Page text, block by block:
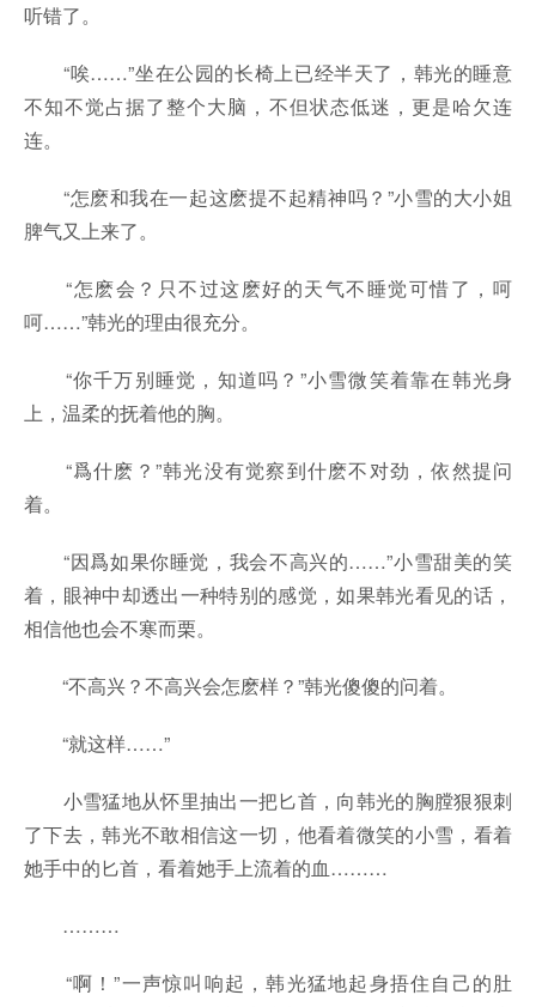
听错了。
“唉……”坐在公园的长椅上已经半天了，韩光的睡意
不知不觉占据了整个大脑，不但状态低迷，更是哈欠连
连。
“怎麽和我在一起这麽提不起精神吗？”小雪的大小姐
脾气又上来了。
“怎麽会？只不过这麽好的天气不睡觉可惜了，呵
呵……”韩光的理由很充分。
“你千万别睡觉，知道吗？”小雪微笑着靠在韩光身
上，温柔的抚着他的胸。
“爲什麽？”韩光没有觉察到什麽不对劲，依然提问
着。
“因爲如果你睡觉，我会不高兴的……”小雪甜美的笑
着，眼神中却透出一种特别的感觉，如果韩光看见的话，
相信他也会不寒而栗。
“不高兴？不高兴会怎麽样？”韩光傻傻的问着。
“就这样……”
小雪猛地从怀里抽出一把匕首，向韩光的胸膛狠狠刺
了下去，韩光不敢相信这一切，他看着微笑的小雪，看着
她手中的匕首，看着她手上流着的血………
………
“啊！”一声惊叫响起，韩光猛地起身捂住自己的肚